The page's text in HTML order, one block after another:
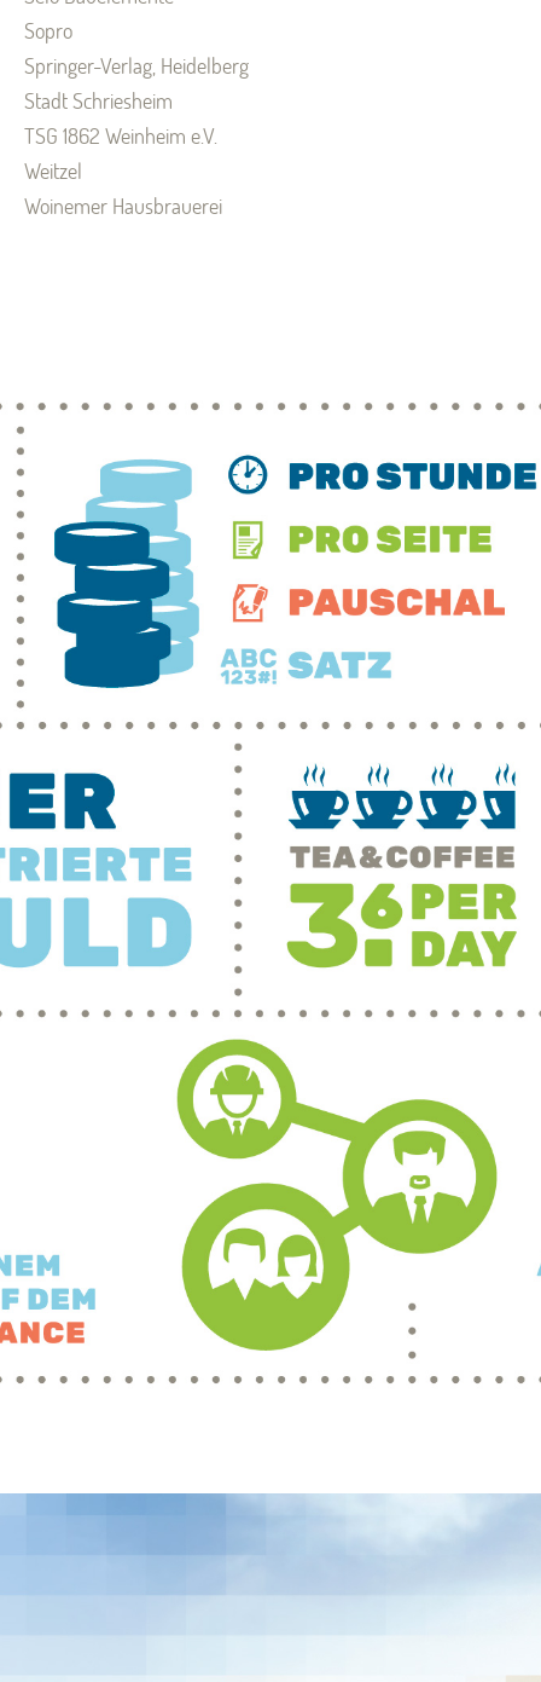
Sopro
Springer-Verlag, Heidelberg
Stadt Schriesheim
TSG 1862 Weinheim e.V.
Weitzel
Woinemer Hausbrauerei
Behance